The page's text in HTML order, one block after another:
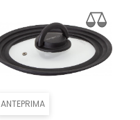
ANTEPRIMA